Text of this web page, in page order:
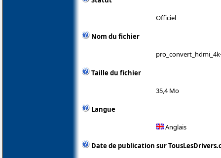
Officiel
Nom du fichier
Taille du fichier
35,4 Mo
Langue
Anglais
Date de publication sur